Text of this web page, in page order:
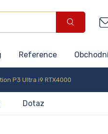
Reference
P3 Ultra i9 RTX4000
Dotaz